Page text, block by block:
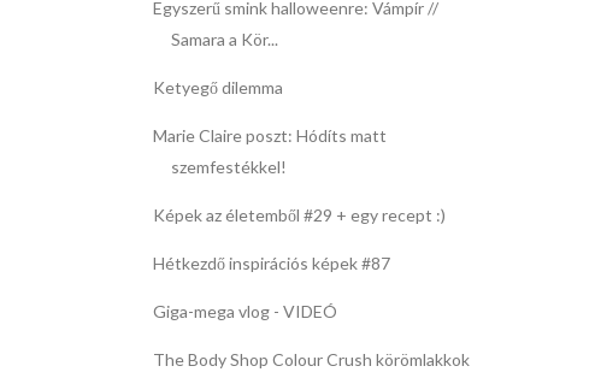
Egyszerű smink halloweenre: Vámpír //
Samara a Kör...
Ketyegő dilemma
Marie Claire poszt: Hódíts matt
szemfestékkel!
Képek az életemből #29 + egy recept :)
Hétkezdő inspirációs képek #87
Giga-mega vlog - VIDEÓ
The Body Shop Colour Crush körömlakkok